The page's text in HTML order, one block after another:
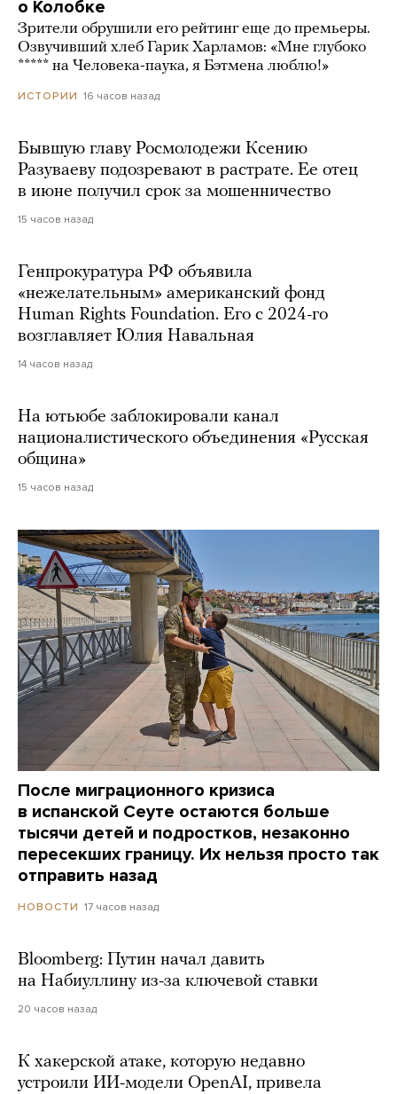
о Колобке
Зрители обрушили его рейтинг еще до премьеры.
Озвучивший хлеб Гарик Харламов: «Мне глубоко
***** на Человека-паука, я Бэтмена люблю!»
ИСТОРИИ 16 часов назад
Бывшую главу Росмолодежи Ксению
Разуваеву подозревают в растрате. Ее отец
в июне получил срок за мошенничество
15 часов назад
Генпрокуратура РФ объявила
«нежелательным» американский фонд
Human Rights Foundation. Его с 2024-го
возглавляет Юлия Навальная
14 часов назад
На ютьюбе заблокировали канал
националистического объединения «Русская
община»
15 часов назад
После миграционного кризиса
в испанской Сеуте остаются больше
тысячи детей и подростков, незаконно
пересекших границу. Их нельзя просто так
отправить назад
НОВОСТИ 17 часов назад
Bloomberg: Путин начал давить
на Набиуллину из-за ключевой ставки
20 часов назад
К хакерской атаке, которую недавно
устроили ИИ-модели OpenAI, привела